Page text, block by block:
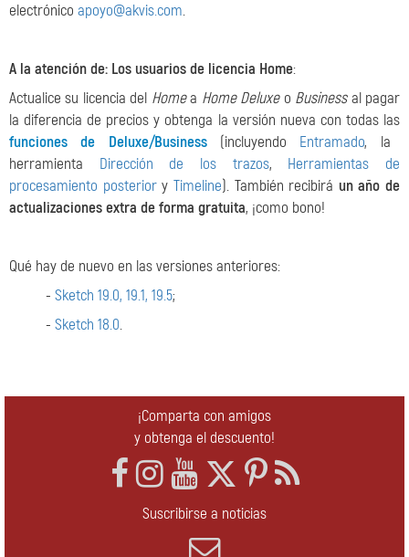
electrónico apoyo@akvis.com.
A la atención de: Los usuarios de licencia Home:
Actualice su licencia del Homea Home Deluxeo Businessal pagar
la diferencia de precios y obtenga la versión nueva con todas las
funciones de Deluxe/Business(incluyendo Entramado, la
herramienta Dirección de los trazos, Herramientas de
procesamiento posteriory Timeline). También recibirá un año de
actualizaciones extra de forma gratuita, ¡como bono!
Qué hay de nuevo en las versiones anteriores:
- Sketch 19.0, 19.1, 19.5;
- Sketch 18.0.
¡Comparta con amigos
y obtenga el descuento!
Suscribirse a noticias